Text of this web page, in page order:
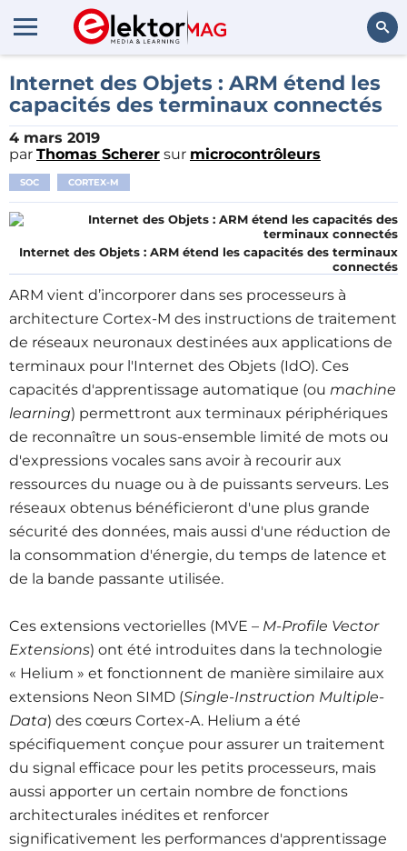
Rechercher
Internet des Objets : ARM étend les
capacités des terminaux connectés
4 mars 2019
par Thomas Scherer sur microcontrôleurs
SOC CORTEX-M
Internet des Objets : ARM étend les capacités des terminaux
connectés
ARM vient d’incorporer dans ses processeurs à
architecture Cortex-M des instructions de traitement
de réseaux neuronaux destinées aux applications de
terminaux pour l'Internet des Objets (IdO). Ces
capacités d'apprentissage automatique (ou machine
learning) permettront aux terminaux périphériques
de reconnaître un sous-ensemble limité de mots ou
d'expressions vocales sans avoir à recourir aux
ressources du nuage ou à de puissants serveurs. Les
réseaux obtenus bénéficieront d'une plus grande
sécurité des données, mais aussi d'une réduction de
la consommation d'énergie, du temps de latence et
de la bande passante utilisée.
Ces extensions vectorielles (MVE – M-Profile Vector
Extensions) ont été introduites dans la technologie
« Helium » et fonctionnent de manière similaire aux
extensions Neon SIMD (Single-Instruction Multiple-
Data) des cœurs Cortex-A. Helium a été
spécifiquement conçue pour assurer un traitement
du signal efficace pour les petits processeurs, mais
aussi apporter un certain nombre de fonctions
architecturales inédites et renforcer
significativement les performances d'apprentissage